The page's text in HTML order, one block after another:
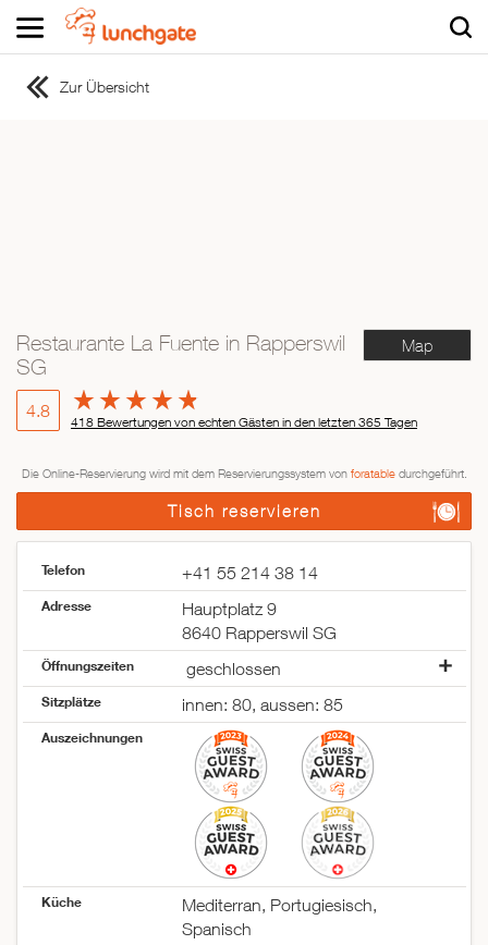
ZUR STARTSEITE
Mexikanisch
Zur Übersicht
Map
Restaurante La Fuente in Rapperswil
SG
4.8
418 Bewertungen von echten Gästen in den letzten 365 Tagen
Die Online-Reservierung wird mit dem Reservierungssystem von foratabledurchgeführt.
Tisch reservieren
Telefon +41 55 214 38 14
Adresse
Hauptplatz 9
8640 Rapperswil SG
Öffnungszeiten
geschlossen
Montag
Samstag
geschlossen
10:00–14:30
17:30–23:00
10:00–14:30
17:30–23:00
10:00–14:30
17:30–23:00
10:00–14:30
17:30–23:00
11:00–15:00
17:30–23:00
Sitzplätze innen: 80, aussen: 85
Auszeichnungen
Küche
Mediterran, Portugiesisch,
Spanisch